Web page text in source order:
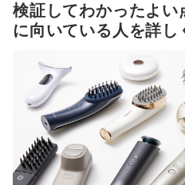
検証してわかったよい
に向いている人を詳し